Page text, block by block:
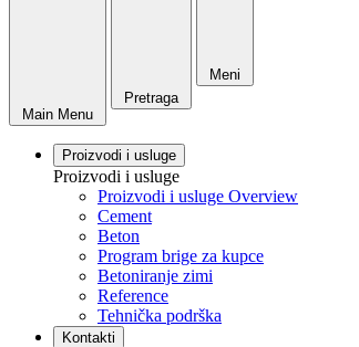
Main Menu
Pretraga
Meni
Proizvodi i usluge
Proizvodi i usluge
Proizvodi i usluge Overview
Cement
Beton
Program brige za kupce
Betoniranje zimi
Reference
Tehnička podrška
Kontakti